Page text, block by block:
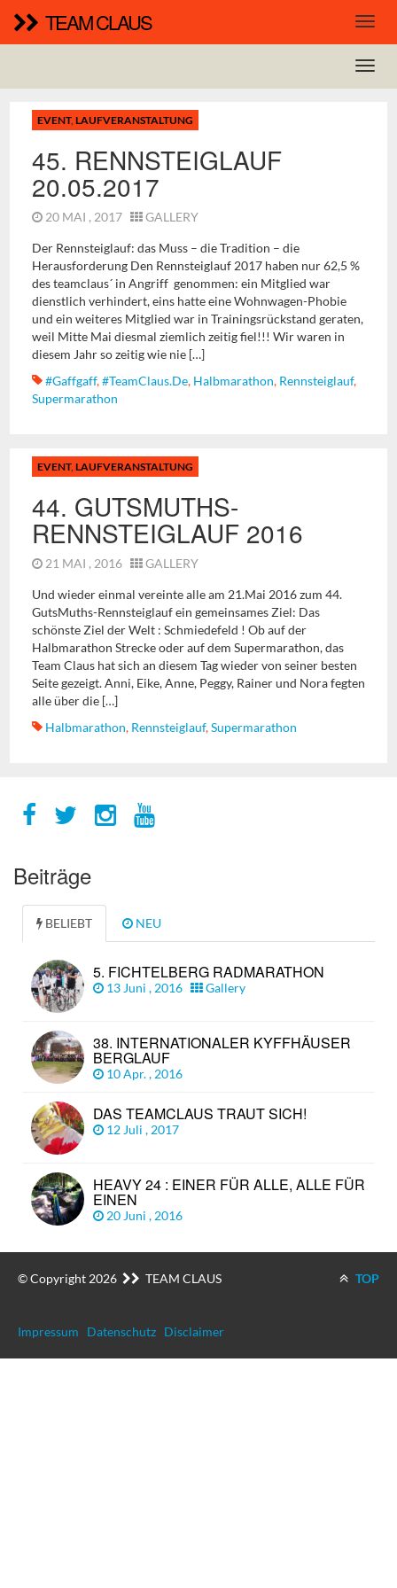
TEAM CLAUS
EVENT,LAUFVERANSTALTUNG
45. RENNSTEIGLAUF
20.05.2017
20 MAI , 2017 GALLERY
Der Rennsteiglauf: das Muss – die Tradition – die
Herausforderung Den Rennsteiglauf 2017 haben nur 62,5 %
des teamclaus´ in Angriff genommen: ein Mitglied war
dienstlich verhindert, eins hatte eine Wohnwagen-Phobie
und ein weiteres Mitglied war in Trainingsrückstand geraten,
weil Mitte Mai diesmal ziemlich zeitig fiel!!! Wir waren in
diesem Jahr so zeitig wie nie […]
#gaffgaff,#TeamClaus.de, Halbmarathon, Rennsteiglauf,
Supermarathon
EVENT,LAUFVERANSTALTUNG
44. GUTSMUTHS-
RENNSTEIGLAUF 2016
21 MAI , 2016 GALLERY
Und wieder einmal vereinte alle am 21.Mai 2016 zum 44.
GutsMuths-Rennsteiglauf ein gemeinsames Ziel: Das
schönste Ziel der Welt : Schmiedefeld ! Ob auf der
Halbmarathon Strecke oder auf dem Supermarathon, das
Team Claus hat sich an diesem Tag wieder von seiner besten
Seite gezeigt. Anni, Eike, Anne, Peggy, Rainer und Nora fegten
alle über die […]
Halbmarathon, Rennsteiglauf,Supermarathon
Beiträge
BELIEBT NEU
5. FICHTELBERG RADMARATHON
13 Juni , 2016 Gallery
38. INTERNATIONALER KYFFHÄUSER
BERGLAUF
10 Apr. , 2016
DAS TEAMCLAUS TRAUT SICH!
12 Juli , 2017
HEAVY 24 : EINER FÜR ALLE, ALLE FÜR
EINEN
20 Juni , 2016
© Copyright 2026 TEAM CLAUS TOP
Impressum Datenschutz Disclaimer